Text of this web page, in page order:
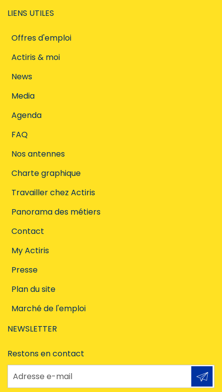
LIENS UTILES
Offres d'emploi
Actiris & moi
News
Media
Agenda
FAQ
Nos antennes
Charte graphique
Travailler chez Actiris
Panorama des métiers
Contact
My Actiris
Presse
Plan du site
Marché de l'emploi
NEWSLETTER
Restons en contact
Adresse e-mail